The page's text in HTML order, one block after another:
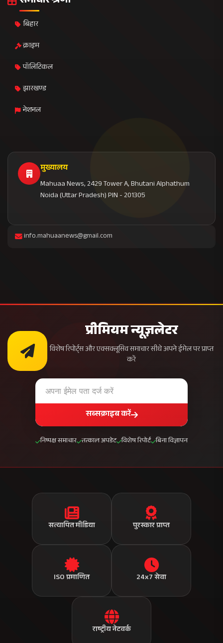
बिहार
क्राइम
पॉलिटिकल
झारखण्ड
नेशनल
मुख्यालय
Mahuaa News, 2429 Tower A, Bhutani Alphathum
Noida (Uttar Pradesh) PIN - 201305
info.mahuaanews@gmail.com
प्रीमियम न्यूज़लेटर
विशेष रिपोर्ट्स और एक्सक्लूसिव समाचार सीधे अपने ईमेल पर प्राप्त
करें
सब्सक्राइब करें
निष्पक्ष समाचार तत्काल अपडेट विशेष रिपोर्ट बिना विज्ञापन
सत्यापित मीडिया पुरस्कार प्राप्त
ISO प्रमाणित 24x7 सेवा
राष्ट्रीय नेटवर्क